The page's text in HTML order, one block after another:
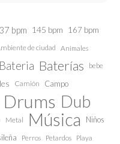
bpm 145 bpm 167 bpm
de ciudad Animales
Bateria Baterías bebe
Camión Campo
Drums Dub
Metal Música
Niños
Perros Petardos Playa